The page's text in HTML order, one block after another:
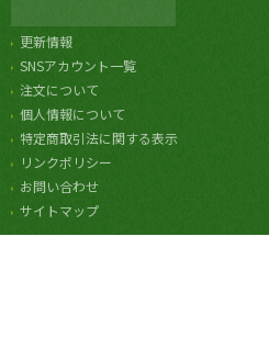
更新情報
SNSアカウント一覧
注文について
個人情報について
特定商取引法に関する表示
リンクポリシー
お問い合わせ
サイトマップ